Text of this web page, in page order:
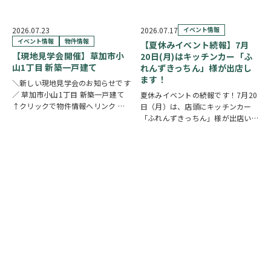
直接物件を見ながらご説明さ…
中心となるLDKは、17帖以上のゆと
り空間。食洗機付きカウンターキッ
チ…
2026.07.23
イベント情報 物件情報
【現地見学会開催】草加市小
山1丁目 新築一戸建て
＼新しい現地見学会のお知らせです
／ 草加市小山1丁目 新築一戸建て
↑クリックで物件情報へリンク お
2026.07.17 イベント情報
【夏休みイベント続報】7月
20日(月)はキッチンカー「ふ
れんずきっちん」様が出店し
ます！
夏休みイベントの続報です！7月20
日（月）は、店頭にキッチンカー
「ふれんずきっちん」様が出店いた